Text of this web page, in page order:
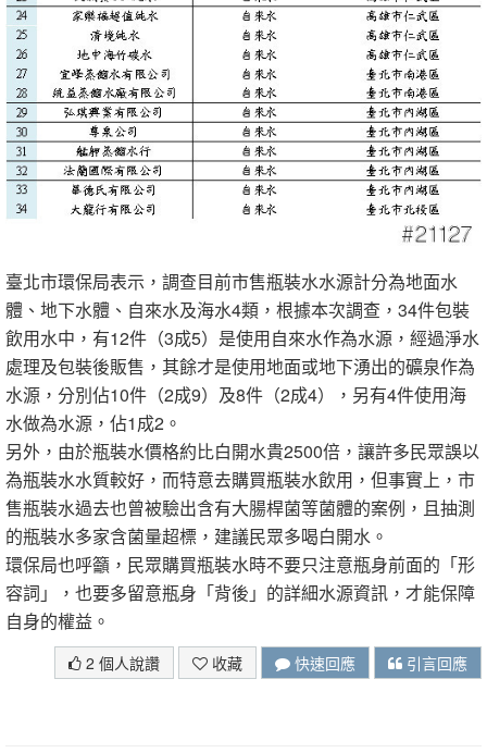
臺北市環保局表示，調查目前市售瓶裝水水源計分為地面水
體、地下水體、自來水及海水4類，根據本次調查，34件包裝
飲用水中，有12件（3成5）是使用自來水作為水源，經過淨水
處理及包裝後販售，其餘才是使用地面或地下湧出的礦泉作為
水源，分別佔10件（2成9）及8件（2成4），另有4件使用海
水做為水源，佔1成2。
另外，由於瓶裝水價格約比白開水貴2500倍，讓許多民眾誤以
為瓶裝水水質較好，而特意去購買瓶裝水飲用，但事實上，市
售瓶裝水過去也曾被驗出含有大腸桿菌等菌體的案例，且抽測
的瓶裝水多家含菌量超標，建議民眾多喝白開水。
環保局也呼籲，民眾購買瓶裝水時不要只注意瓶身前面的「形
容詞」，也要多留意瓶身「背後」的詳細水源資訊，才能保障
自身的權益。
2 個人說讚 收藏 快速回應 引言回應